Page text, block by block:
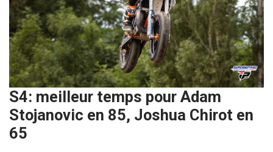
S4: meilleur temps pour Adam
Stojanovic en 85, Joshua Chirot en
65